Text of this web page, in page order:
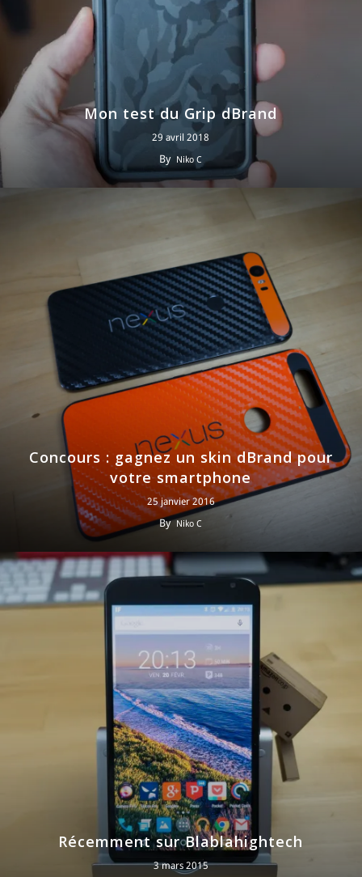
Mon test du Grip dBrand
29 avril 2018
By Niko C
Concours : gagnez un skin dBrand pour
votre smartphone
25 janvier 2016
By Niko C
Récemment sur Blablahightech
3 mars 2015